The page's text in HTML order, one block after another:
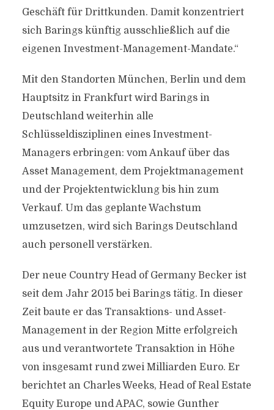
Geschäft für Drittkunden. Damit konzentriert
sich Barings künftig ausschließlich auf die
eigenen Investment-Management-Mandate.“
Mit den Standorten München, Berlin und dem
Hauptsitz in Frankfurt wird Barings in
Deutschland weiterhin alle
Schlüsseldisziplinen eines Investment-
Managers erbringen: vom Ankauf über das
Asset Management, dem Projektmanagement
und der Projektentwicklung bis hin zum
Verkauf. Um das geplante Wachstum
umzusetzen, wird sich Barings Deutschland
auch personell verstärken.
Der neue Country Head of Germany Becker ist
seit dem Jahr 2015 bei Barings tätig. In dieser
Zeit baute er das Transaktions- und Asset-
Management in der Region Mitte erfolgreich
aus und verantwortete Transaktion in Höhe
von insgesamt rund zwei Milliarden Euro. Er
berichtet an Charles Weeks, Head of Real Estate
Equity Europe und APAC, sowie Gunther